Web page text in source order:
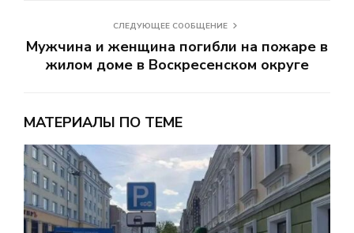
СЛЕДУЮЩЕЕ СООБЩЕНИЕ
Мужчина и женщина погибли на пожаре в
жилом доме в Воскресенском округе
МАТЕРИАЛЫ ПО ТЕМЕ